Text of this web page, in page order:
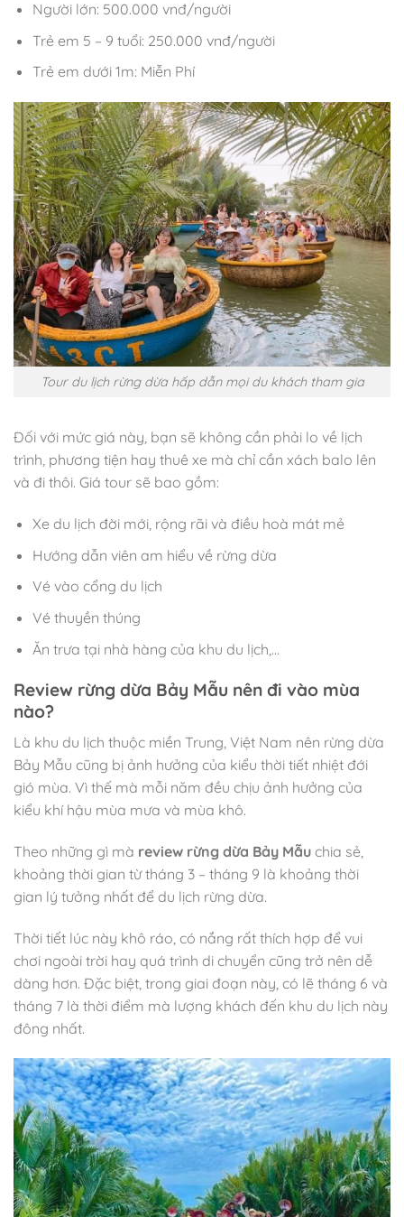
Người lớn: 500.000 vnđ/người
Trẻ em 5 – 9 tuổi: 250.000 vnđ/người
Trẻ em dưới 1m: Miễn Phí
Tour du lịch rừng dừa hấp dẫn mọi du khách tham gia
Đối với mức giá này, bạn sẽ không cần phải lo về lịch
trình, phương tiện hay thuê xe mà chỉ cần xách balo lên
và đi thôi. Giá tour sẽ bao gồm:
Xe du lịch đời mới, rộng rãi và điều hoà mát mẻ
Hướng dẫn viên am hiểu về rừng dừa
Vé vào cổng du lịch
Vé thuyền thúng
Ăn trưa tại nhà hàng của khu du lịch,…
Review rừng dừa Bảy Mẫu nên đi vào mùa
nào?
Là khu du lịch thuộc miền Trung, Việt Nam nên rừng dừa
Bảy Mẫu cũng bị ảnh hưởng của kiểu thời tiết nhiệt đới
gió mùa. Vì thế mà mỗi năm đều chịu ảnh hưởng của
kiểu khí hậu mùa mưa và mùa khô.
Theo những gì mà review rừng dừa Bảy Mẫu chia sẻ,
khoảng thời gian từ tháng 3 – tháng 9 là khoảng thời
gian lý tưởng nhất để du lịch rừng dừa.
Thời tiết lúc này khô ráo, có nắng rất thích hợp để vui
chơi ngoài trời hay quá trình di chuyển cũng trở nên dễ
dàng hơn. Đặc biệt, trong giai đoạn này, có lẽ tháng 6 và
tháng 7 là thời điểm mà lượng khách đến khu du lịch này
đông nhất.